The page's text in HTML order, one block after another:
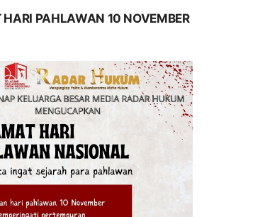
PAHLAWAN 10 NOVEMBER